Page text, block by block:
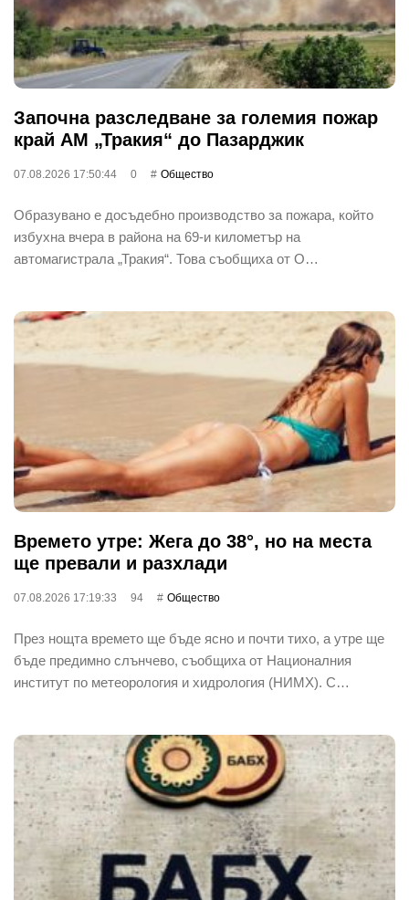
Започна разследване за големия пожар
край АМ „Тракия“ до Пазарджик
07.08.2026 17:50:44 0 Общество
Образувано е досъдебно производство за пожара, който
избухна вчера в района на 69-и километър на
автомагистрала „Тракия“. Това съобщиха от О…
Времето утре: Жега до 38°, но на места
ще превали и разхлади
07.08.2026 17:19:33 94 Общество
През нощта времето ще бъде ясно и почти тихо, а утре ще
бъде предимно слънчево, съобщиха от Националния
институт по метеорология и хидрология (НИМХ). С…